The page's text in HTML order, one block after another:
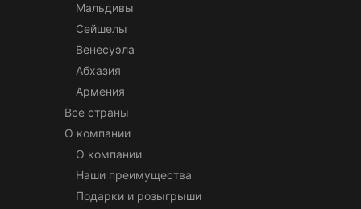
Мальдивы
Сейшелы
Венесуэла
Абхазия
Армения
Все страны
О компании
О компании
Наши преимущества
Подарки и розыгрыши